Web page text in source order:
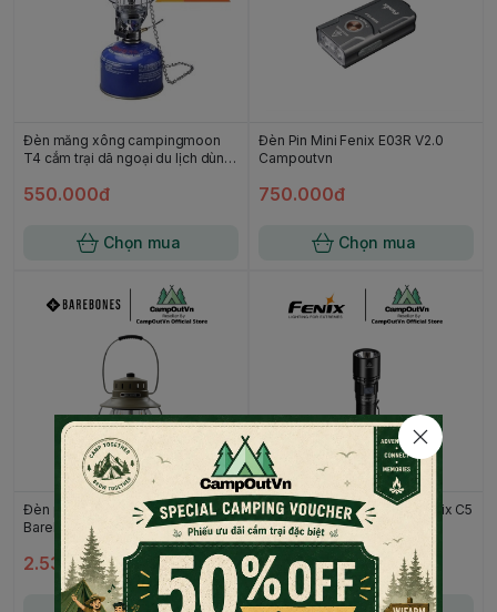
Đèn măng xông campingmoon
T4 cắm trại dã ngoại du lịch dùng
550.000đ
Chọn mua
Đèn Pin Mini Fenix E03R V2.0
Campoutvn
750.000đ
Chọn mua
Đèn pin sạc cắm trại ngoài trời
Barebones Railroad Lantern du
lịch campoutvn A710
2.538.000đ
Đèn Pin nhỏ gọn cắm trại Fenix C5
V2 tiện lợi du lịch dã ngoại
campoutvn A852
990.000đ